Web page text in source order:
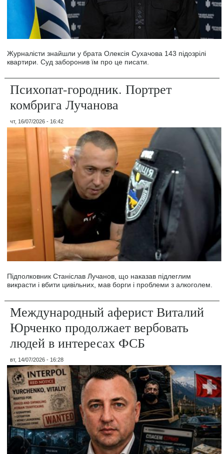
Журналісти знайшли у брата Олексія Сухачова 143 підозрілі
квартири. Суд заборонив їм про це писати.
Психопат-городник. Портрет
комбрига Лучанова
чт, 16/07/2026 - 16:42
Підполковник Станіслав Лучанов, що наказав підлеглим
викрасти і вбити цивільних, мав борги і проблеми з алкоголем.
Международный аферист Виталий
Юрченко продолжает вербовать
людей в интересах ФСБ
вт, 14/07/2026 - 16:28